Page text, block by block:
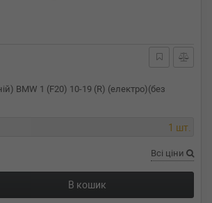
BMW 1 (F20) 10-19 (R) (електро)(без
1 шт.
Всі ціни
В кошик